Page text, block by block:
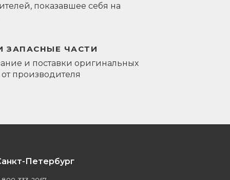
показавшее себя на
ЗАПАСНЫЕ ЧАСТИ
и поставки оригинальных
от производителя
Петербург